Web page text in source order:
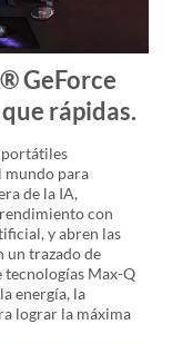
GeForce
rápidas.
portátiles
mundo para
de la IA,
con
y abren las
un trazado de
tecnologías Max-Q
energía, la
lograr la máxima